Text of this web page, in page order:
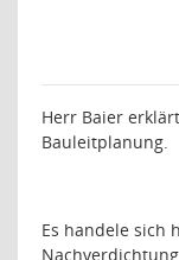
Herr Baier
Bauleitplanung.
Es handele sich